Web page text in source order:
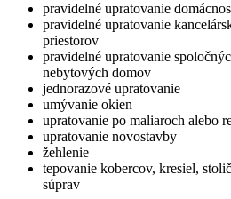
pravidelné upratovanie
pravidelné upratovanie
priestorov
pravidelné upratovanie
nebytových domov
jednorazové upratovanie
umývanie okien
upratovanie po maliaroch alebo
upratovanie novostavby
žehlenie
tepovanie kobercov, kresiel,
súprav